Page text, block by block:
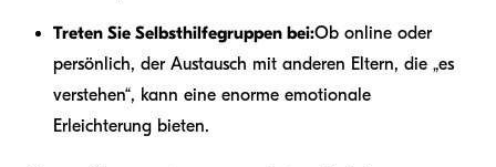
Treten Sie Selbsthilfegruppen bei:Ob online oder
persönlich, der Austausch mit anderen Eltern, die „es
verstehen“, kann eine enorme emotionale
Erleichterung bieten.